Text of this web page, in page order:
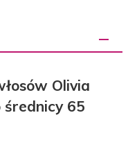
Olivia
średnicy 65